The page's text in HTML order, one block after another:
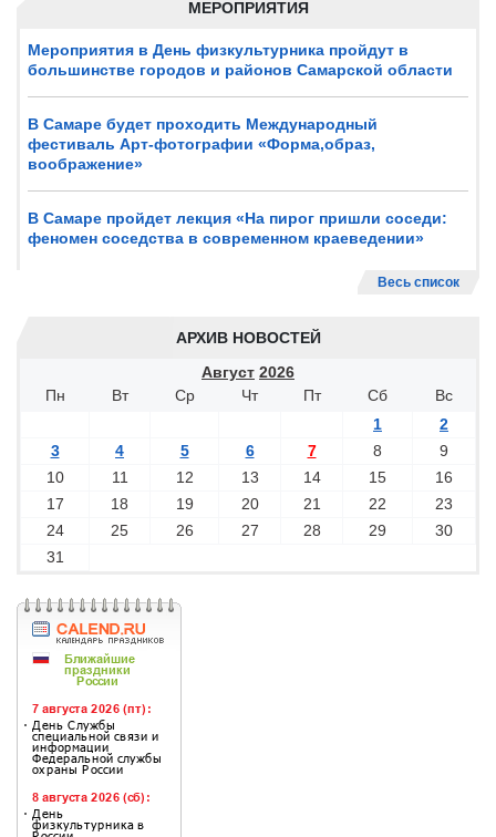
МЕРОПРИЯТИЯ
Мероприятия в День физкультурника пройдут в
большинстве городов и районов Самарской области
В Самаре будет проходить Международный
фестиваль Арт-фотографии «Форма,образ,
воображение»
В Самаре пройдет лекция «На пирог пришли соседи:
феномен соседства в современном краеведении»
Весь список
АРХИВ НОВОСТЕЙ
Август 2026
Пн
Вт Ср Чт Пт Сб
Вс
1
2
3
4 5 6 7 8
9
10
11 12 13 14 15
16
17
18 19 20 21 22
23
24
25 26 27 28 29
30
31